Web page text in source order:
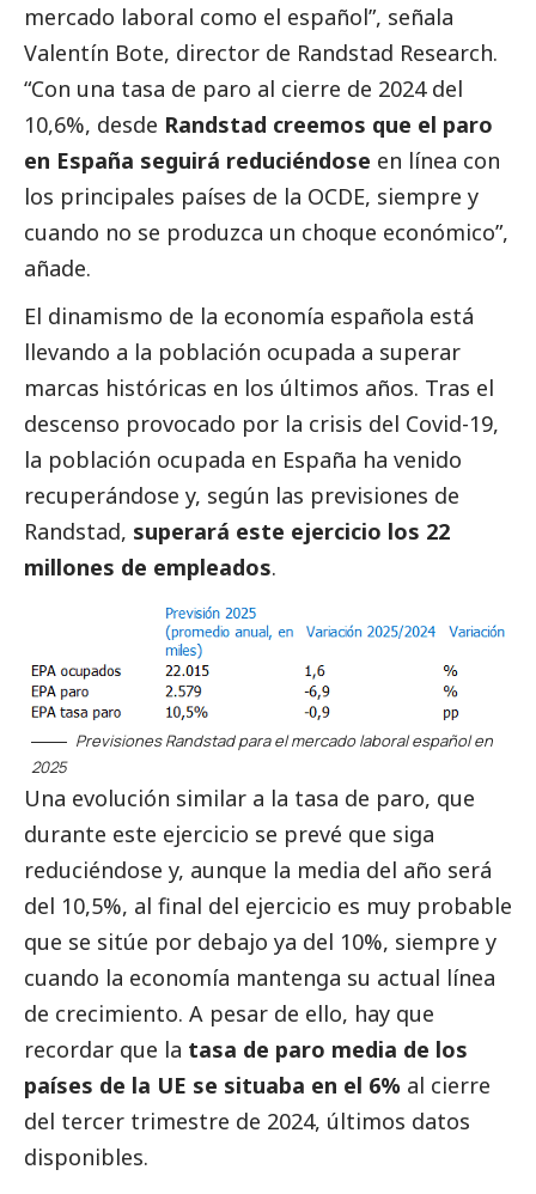
mercado laboral como el español”, señala
Valentín Bote, director de Randstad Research.
“Con una tasa de paro al cierre de 2024 del
10,6%, desde Randstad creemos que el paro
en España seguirá reduciéndose en línea con
los principales países de la OCDE, siempre y
cuando no se produzca un choque económico”,
añade.
El dinamismo de la economía española está
llevando a la población ocupada a superar
marcas históricas en los últimos años. Tras el
descenso provocado por la crisis del Covid-19,
la población ocupada en España ha venido
recuperándose y, según las previsiones de
Randstad, superará este ejercicio los 22
millones de empleados.
Previsiones Randstad para el mercado laboral español en
2025
Una evolución similar a la tasa de paro, que
durante este ejercicio se prevé que siga
reduciéndose y, aunque la media del año será
del 10,5%, al final del ejercicio es muy probable
que se sitúe por debajo ya del 10%, siempre y
cuando la economía mantenga su actual línea
de crecimiento. A pesar de ello, hay que
recordar que la tasa de paro media de los
países de la UE se situaba en el 6% al cierre
del tercer trimestre de 2024, últimos datos
disponibles.